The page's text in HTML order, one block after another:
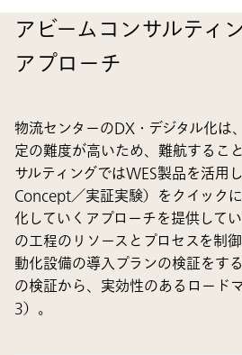
アビームコンサルティ
アプローチ
物流センターのDX・デジタル化は
定の難度が高いため、難航するこ
サルティングではWES製品を活用
Concept／実証実験）をクイック
化していくアプローチを提供して
の工程のリソースとプロセスを制
動化設備の導入プランの検証をす
の検証から、実効性のあるロード
3）。